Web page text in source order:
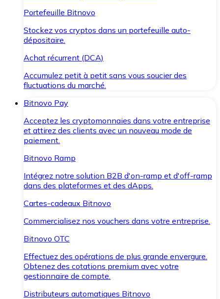
Portefeuille Bitnovo
Stockez vos cryptos dans un portefeuille auto-
dépositaire.
Achat récurrent (DCA)
Accumulez petit à petit sans vous soucier des
fluctuations du marché.
Bitnovo Pay
Acceptez les cryptomonnaies dans votre entreprise
et attirez des clients avec un nouveau mode de
paiement.
Bitnovo Ramp
Intégrez notre solution B2B d'on-ramp et d'off-ramp
dans des plateformes et des dApps.
Cartes-cadeaux Bitnovo
Commercialisez nos vouchers dans votre entreprise.
Bitnovo OTC
Effectuez des opérations de plus grande envergure.
Obtenez des cotations premium avec votre
gestionnaire de compte.
Distributeurs automatiques Bitnovo